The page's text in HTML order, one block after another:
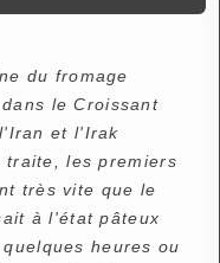
du fromage
le Croissant
et l'Irak
traite, les premiers
très vite que le
à l'état pâteux
heures ou